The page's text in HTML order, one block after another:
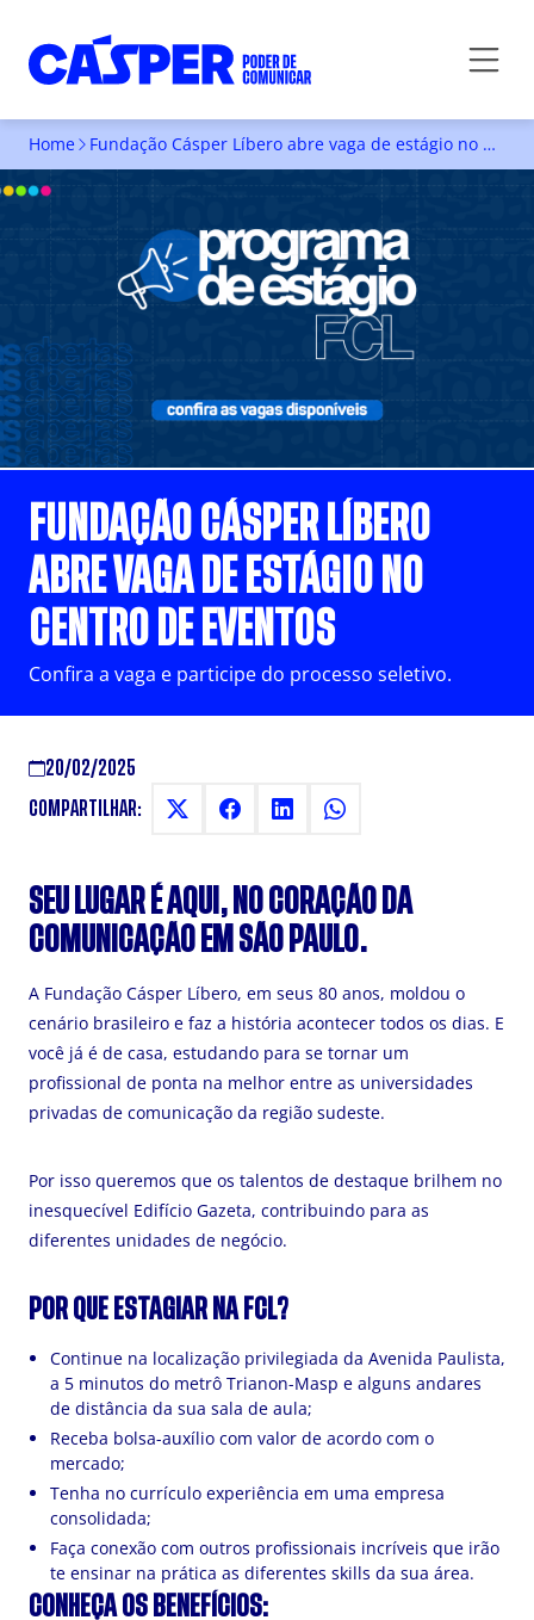
Home Fundação Cásper Líbero abre vaga de estágio no Centro de Eventos
FUNDAÇÃO CÁSPER LÍBERO
ABRE VAGA DE ESTÁGIO NO
CENTRO DE EVENTOS
Confira a vaga e participe do processo seletivo.
20/02/2025
COMPARTILHAR:
SEU LUGAR ÉAQUI, NO CORAÇÃO DA
COMUNICAÇÃO EM SÃO PAULO.
A Fundação Cásper Líbero, em seus 80 anos, moldou o
cenário brasileiro e faz a história acontecer todos os dias. E
você já é de casa, estudando para se tornar um
profissional de ponta na melhor entre as universidades
privadas de comunicação da região sudeste.
Por isso queremos que os talentos de destaque brilhem no
inesquecível Edifício Gazeta, contribuindo para as
diferentes unidades de negócio.
POR QUE ESTAGIAR NA FCL?
Continue na localização privilegiada da Avenida Paulista,
a 5 minutos do metrô Trianon-Masp e alguns andares
de distância da sua sala de aula;
Receba bolsa-auxílio com valor de acordo com o
mercado;
Tenha no currículo experiência em uma empresa
consolidada;
Faça conexão com outros profissionais incríveis que irão
te ensinar na prática as diferentes skills da sua área.
CONHEÇA OS BENEFÍCIOS: